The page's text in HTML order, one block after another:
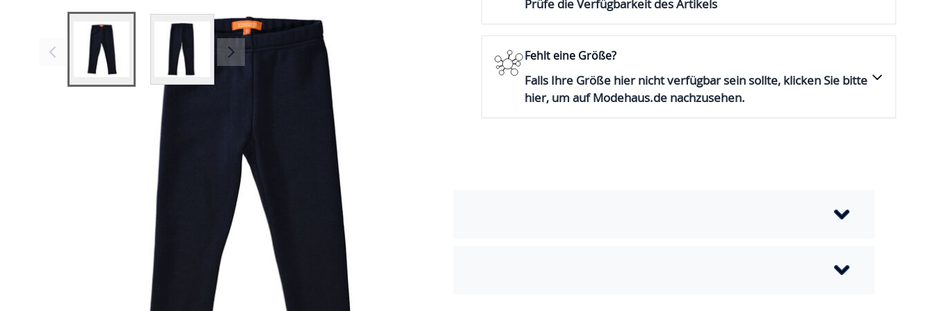
View larger image
Prüfe die Verfügbarkeit des Artikels
Fehlt eine Größe?
Falls Ihre Größe hier nicht verfügbar sein sollte, klicken Sie bitte
hier, um auf Modehaus.de nachzusehen.
Beschreibung
Mehr Informationen